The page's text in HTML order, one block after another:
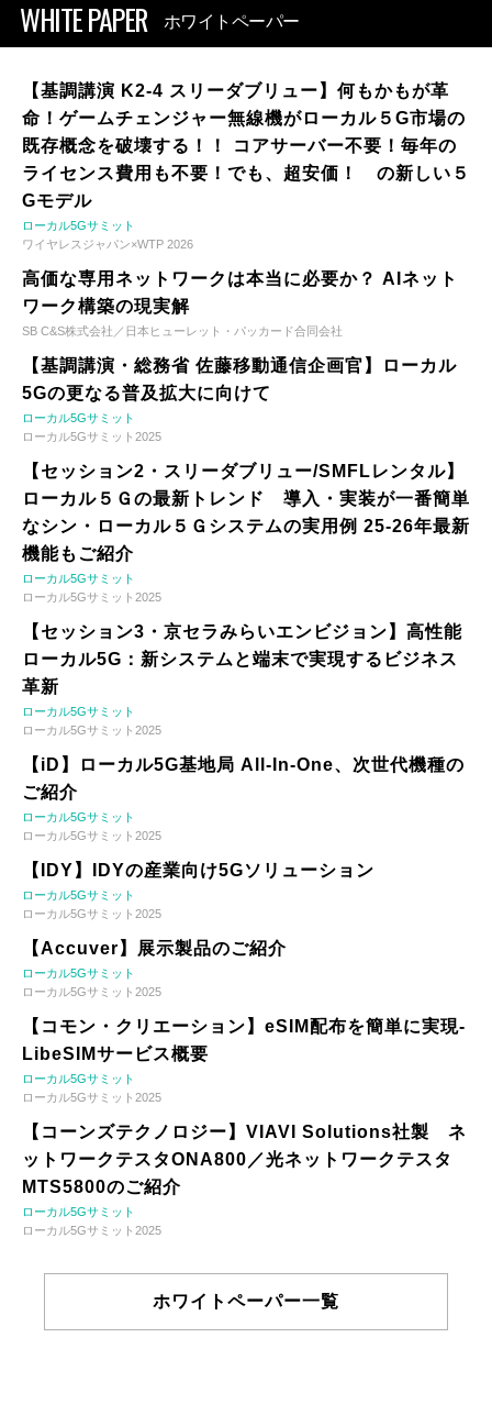
WHITE PAPER ホワイトペーパー
【基調講演 K2-4 スリーダブリュー】何もかもが革
命！ゲームチェンジャー無線機がローカル５G市場の
既存概念を破壊する！！ コアサーバー不要！毎年の
ライセンス費用も不要！でも、超安価！ の新しい５
Gモデル
ローカル5Gサミット
ワイヤレスジャパン×WTP 2026
高価な専用ネットワークは本当に必要か？ AIネット
ワーク構築の現実解
SB C&S株式会社／日本ヒューレット・パッカード合同会社
【基調講演・総務省 佐藤移動通信企画官】ローカル
5Gの更なる普及拡大に向けて
ローカル5Gサミット
ローカル5Gサミット2025
【セッション2・スリーダブリュー/SMFLレンタル】
ローカル５Ｇの最新トレンド 導入・実装が一番簡単
なシン・ローカル５Ｇシステムの実用例 25-26年最新
機能もご紹介
ローカル5Gサミット
ローカル5Gサミット2025
【セッション3・京セラみらいエンビジョン】高性能
ローカル5G：新システムと端末で実現するビジネス
革新
ローカル5Gサミット
ローカル5Gサミット2025
【iD】ローカル5G基地局 All-In-One、次世代機種の
ご紹介
ローカル5Gサミット
ローカル5Gサミット2025
【IDY】IDYの産業向け5Gソリューション
ローカル5Gサミット
ローカル5Gサミット2025
【Accuver】展示製品のご紹介
ローカル5Gサミット
ローカル5Gサミット2025
【コモン・クリエーション】eSIM配布を簡単に実現-
LibeSIMサービス概要
ローカル5Gサミット
ローカル5Gサミット2025
【コーンズテクノロジー】VIAVI Solutions社製 ネ
ットワークテスタONA800／光ネットワークテスタ
MTS5800のご紹介
ローカル5Gサミット
ローカル5Gサミット2025
ホワイトペーパー一覧